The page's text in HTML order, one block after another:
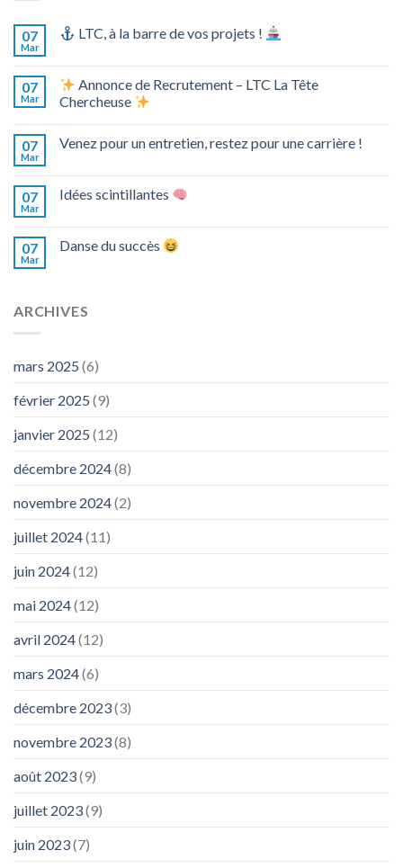
07
Mar
LTC, à la barre de vos projets !
07
Mar
Annonce de Recrutement – LTC La Tête
Chercheuse
07
Mar
Venez pour un entretien, restez pour une carrière !
07
Mar
Idées scintillantes
07
Mar
Danse du succès
ARCHIVES
mars 2025 (6)
février 2025 (9)
janvier 2025 (12)
décembre 2024(8)
novembre 2024(2)
juillet 2024(11)
juin 2024(12)
mai 2024(12)
avril 2024(12)
mars 2024(6)
décembre 2023(3)
novembre 2023(8)
août 2023(9)
juillet 2023(9)
juin 2023(7)